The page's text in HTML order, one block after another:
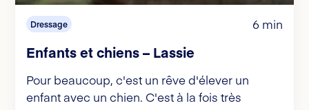
Dressage 6 min
Enfants et chiens – Lassie
Pour beaucoup, c'est un rêve d'élever un
enfant avec un chien. C'est à la fois très